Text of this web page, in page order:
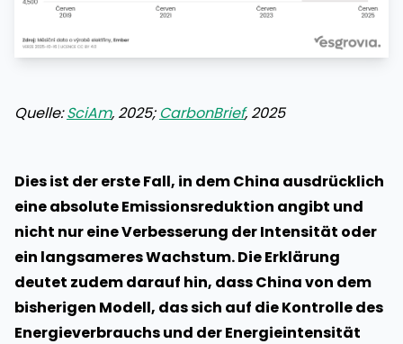
Quelle: SciAm, 2025; CarbonBrief, 2025
Dies ist der erste Fall, in dem China ausdrücklich
eine absolute Emissionsreduktion angibt und
nicht nur eine Verbesserung der Intensität oder
ein langsameres Wachstum. Die Erklärung
deutet zudem darauf hin, dass China von dem
bisherigen Modell, das sich auf die Kontrolle des
Energieverbrauchs und der Energieintensität